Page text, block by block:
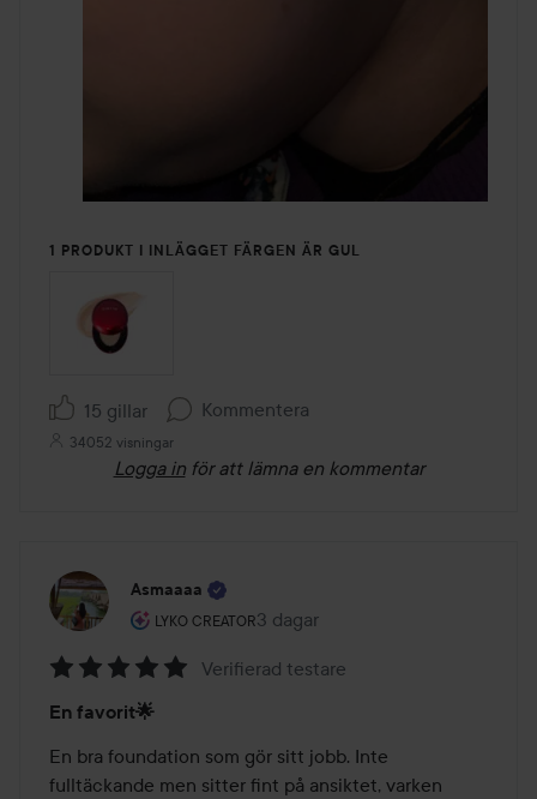
1 PRODUKT I INLÄGGET FÄRGEN ÄR GUL
15 gillar Kommentera
34052 visningar
Logga in för att lämna en kommentar
Asmaaaa
LYKO CREATOR
Användarens roll: Lyko Creator.
3 dagar
Inlägget skapades 3 dagar
5
av
5
Verifierad testare
En favorit🌟
En bra foundation som gör sitt jobb. Inte
fulltäckande men sitter fint på ansiktet, varken